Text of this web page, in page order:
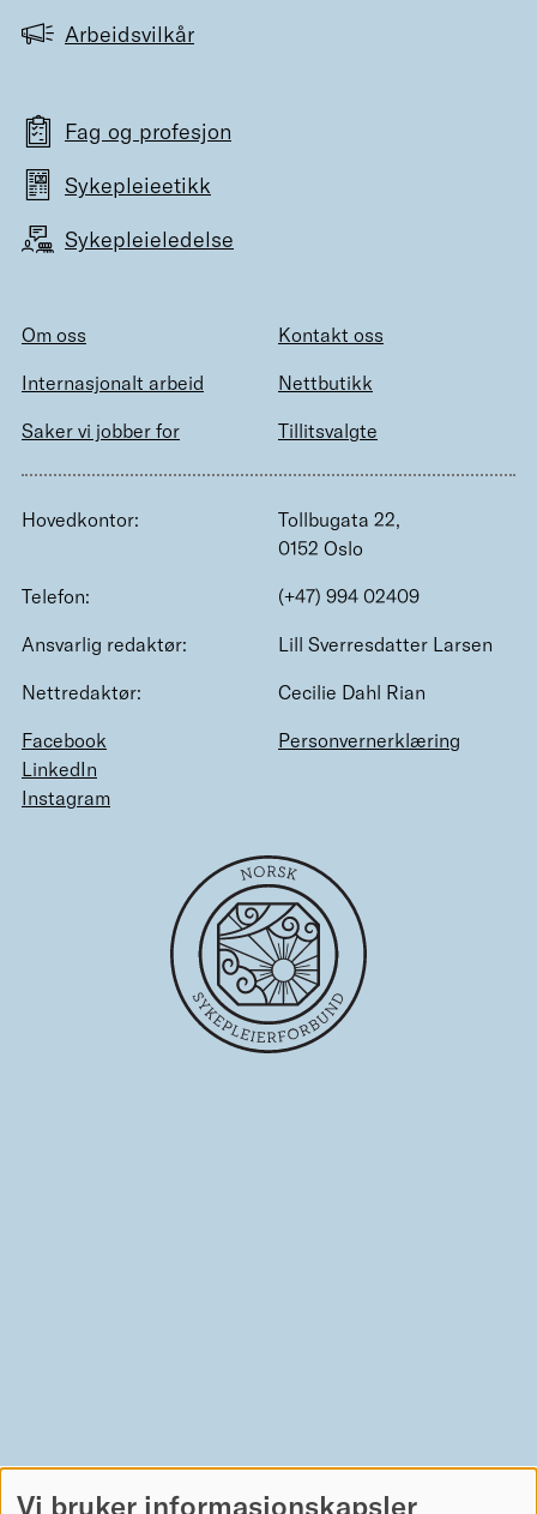
Arbeidsvilkår
Fag og profesjon
Sykepleieetikk
Sykepleieledelse
Om oss
Kontakt oss
Internasjonalt arbeid
Nettbutikk
Saker vi jobber for
Tillitsvalgte
Hovedkontor:
Tollbugata 22,
0152 Oslo
Telefon:
(+47) 994 02409
Ansvarlig redaktør:
Lill Sverresdatter Larsen
Nettredaktør:
Cecilie Dahl Rian
Facebook
LinkedIn
Instagram
Personvernerklæring
Vi bruker informasjonskapsler